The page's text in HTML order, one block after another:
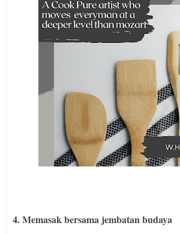
4. Memasak bersama jembatan budaya